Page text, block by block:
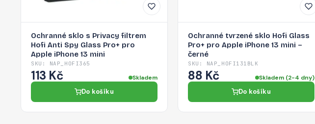
Ochranné sklo s Privacy filtrem
Hofi Anti Spy Glass Pro+ pro
Apple iPhone 13 mini
SKU: NAP_HOFI365
113 Kč Skladem
Do košíku
Ochranné tvrzené sklo Hofi Glass
Pro+ pro Apple iPhone 13 mini –
černé
SKU: NAP_HOFI131BLK
88 Kč Skladem (2-4 dny)
Do košíku